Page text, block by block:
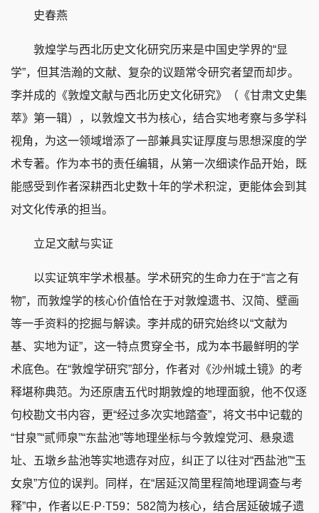
史春燕
敦煌学与西北历史文化研究历来是中国史学界的“显
学”，但其浩瀚的文献、复杂的议题常令研究者望而却步。
李并成的《敦煌文献与西北历史文化研究》（《甘肃文史集
萃》第一辑），以敦煌文书为核心，结合实地考察与多学科
视角，为这一领域增添了一部兼具实证厚度与思想深度的学
术专著。作为本书的责任编辑，从第一次细读作品开始，既
能感受到作者深耕西北史数十年的学术积淀，更能体会到其
对文化传承的担当。
立足文献与实证
以实证筑牢学术根基。学术研究的生命力在于“言之有
物”，而敦煌学的核心价值恰在于对敦煌遗书、汉简、壁画
等一手资料的挖掘与解读。李并成的研究始终以“文献为
基、实地为证”，这一特点贯穿全书，成为本书最鲜明的学
术底色。在“敦煌学研究”部分，作者对《沙州城土镜》的考
释堪称典范。为还原唐五代时期敦煌的地理面貌，他不仅逐
句校勘文书内容，更“经过多次实地踏查”，将文书中记载的
“甘泉”“贰师泉”“东盐池”等地理坐标与今敦煌党河、悬泉遗
址、五墩乡盐池等实地遗存对应，纠正了以往对“西盐池”“玉
女泉”方位的误判。同样，在“居延汉简里程简地理调查与考
释”中，作者以E·P·T59：582简为核心，结合居延破城子遗